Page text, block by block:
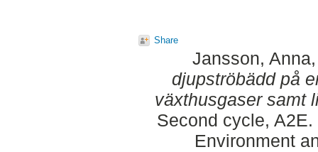
Share
Jansson, Anna
djupströbädd på
växthusgaser samt
Second cycle,
Environment